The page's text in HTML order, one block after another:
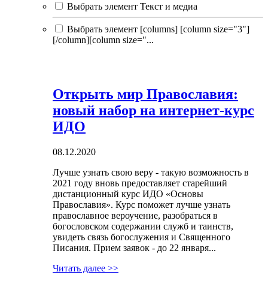
Выбрать элемент Текст и медиа
Выбрать элемент [columns] [column size="3"]
[/column][column size="...
Открыть мир Православия:
новый набор на интернет-курс
ИДО
08.12.2020
Лучше узнать свою веру - такую возможность в
2021 году вновь предоставляет старейший
дистанционный курс ИДО «Основы
Православия». Курс поможет лучше узнать
православное вероучение, разобраться в
богословском содержании служб и таинств,
увидеть связь богослужения и Священного
Писания. Прием заявок - до 22 января...
Читать далее >>